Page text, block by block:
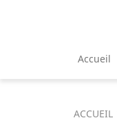
Accueil
ACCUEIL